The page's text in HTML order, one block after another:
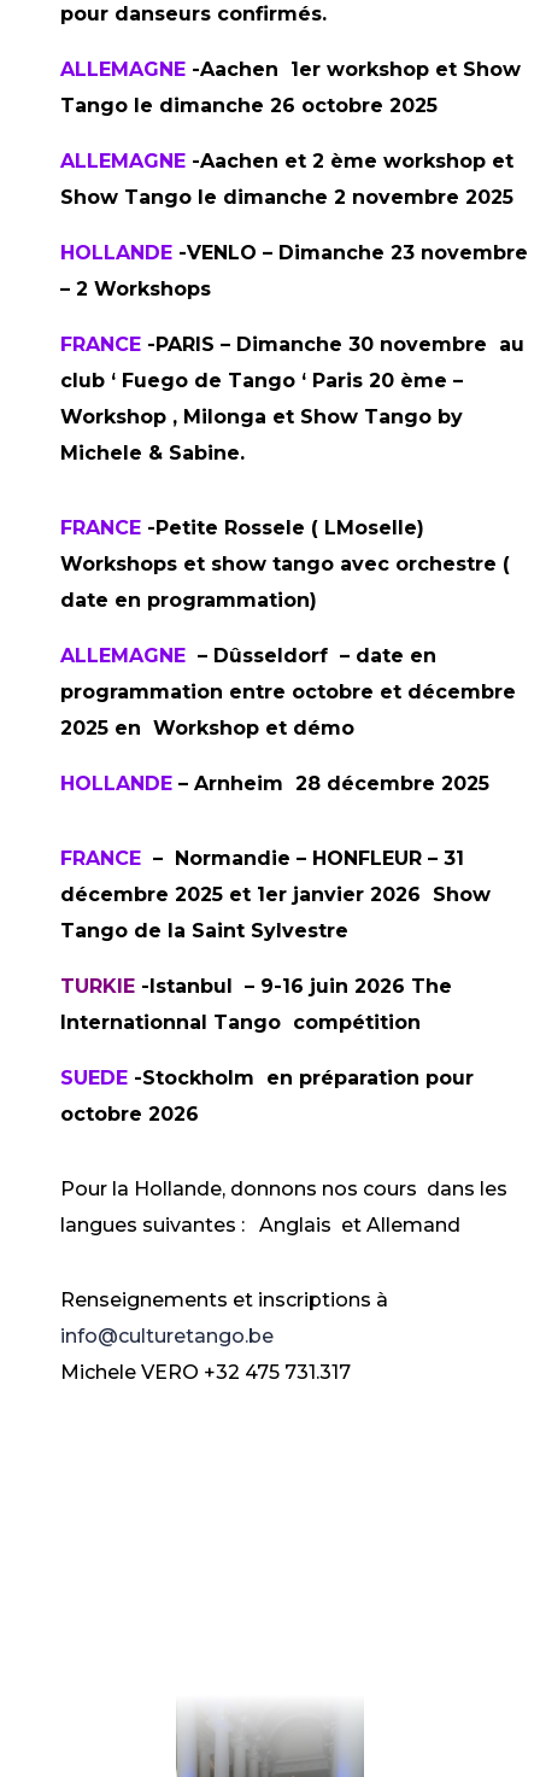
pour danseurs confirmés.
ALLEMAGNE -Aachen 1er workshop et Show
Tango le dimanche 26 octobre 2025
ALLEMAGNE -Aachen et 2 ème workshop et
Show Tango le dimanche 2 novembre 2025
HOLLANDE -VENLO – Dimanche 23 novembre
– 2 Workshops
FRANCE -PARIS – Dimanche 30 novembre au
club ‘ Fuego de Tango ‘ Paris 20 ème –
Workshop , Milonga et Show Tango by
Michele & Sabine.
FRANCE -Petite Rossele ( LMoselle)
Workshops et show tango avec orchestre (
date en programmation)
ALLEMAGNE – Dûsseldorf – date en
programmation entre octobre et décembre
2025 en Workshop et démo
HOLLANDE – Arnheim 28 décembre 2025
FRANCE – Normandie – HONFLEUR – 31
décembre 2025 et 1er janvier 2026 Show
Tango de la Saint Sylvestre
TURKIE -Istanbul – 9-16 juin 2026 The
Internationnal Tango compétition
SUEDE -Stockholm en préparation pour
octobre 2026
Pour la Hollande, donnons nos cours dans les
langues suivantes : Anglais et Allemand
Renseignements et inscriptions à
info@culturetango.be
Michele VERO +32 475 731.317